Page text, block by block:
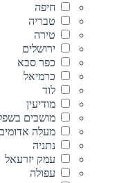
חיפה
טבריה
טירה
ירושלים
כפר סבא
כרמיאל
לוד
מודיעין
מושבים
מעלה
נתניה
עמק יזרעאל
עפולה